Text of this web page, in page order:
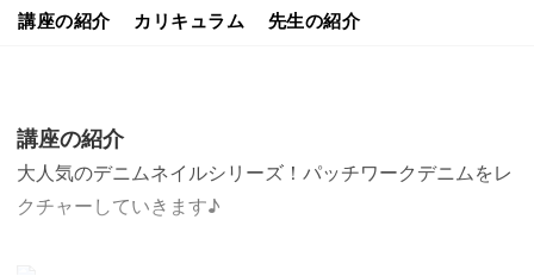
講座の紹介 カリキュラム 先生の紹介
講座の紹介
大人気のデニムネイルシリーズ！パッチワークデニムをレ
クチャーしていきます♪